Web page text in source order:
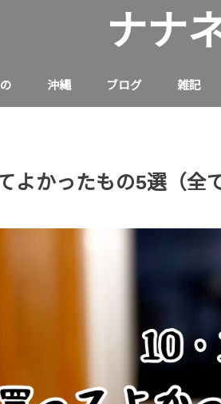
ナナ
沖縄 ブログ 雑記
よかったもの5選（全